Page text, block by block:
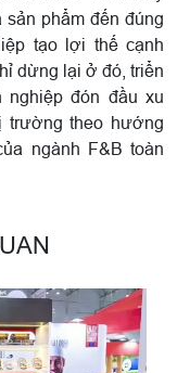
phẩm đến đúng
tạo lợi thế cạnh
dừng lại ở đó, triển
nghiệp đón đầu xu
trường theo hướng
ngành F&B toàn